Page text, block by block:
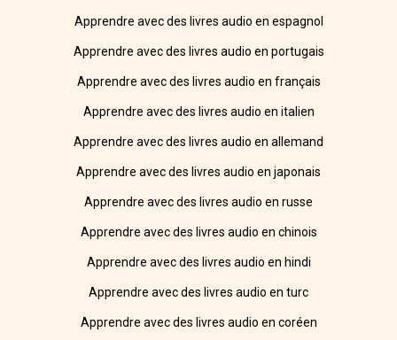
Apprendre avec des livres audio en espagnol
Apprendre avec des livres audio en portugais
Apprendre avec des livres audio en français
Apprendre avec des livres audio en italien
Apprendre avec des livres audio en allemand
Apprendre avec des livres audio en japonais
Apprendre avec des livres audio en russe
Apprendre avec des livres audio en chinois
Apprendre avec des livres audio en hindi
Apprendre avec des livres audio en turc
Apprendre avec des livres audio en coréen